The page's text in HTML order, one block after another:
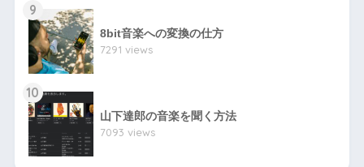
9
8bit音楽への変換の仕方
7291 views
10
山下達郎の音楽を聞く方法
7093 views